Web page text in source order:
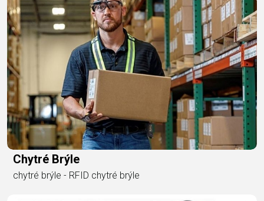
Chytré Brýle
chytré brýle - RFID chytré brýle